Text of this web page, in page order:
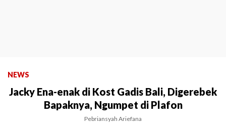
NEWS
Jacky Ena-enak di Kost Gadis Bali, Digerebek
Bapaknya, Ngumpet di Plafon
Pebriansyah Ariefana